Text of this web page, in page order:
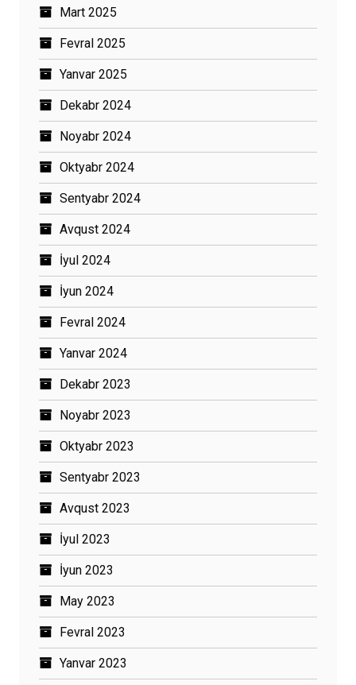
Mart 2025
Fevral 2025
Yanvar 2025
Dekabr 2024
Noyabr 2024
Oktyabr 2024
Sentyabr 2024
Avqust 2024
İyul 2024
İyun 2024
Fevral 2024
Yanvar 2024
Dekabr 2023
Noyabr 2023
Oktyabr 2023
Sentyabr 2023
Avqust 2023
İyul 2023
İyun 2023
May 2023
Fevral 2023
Yanvar 2023